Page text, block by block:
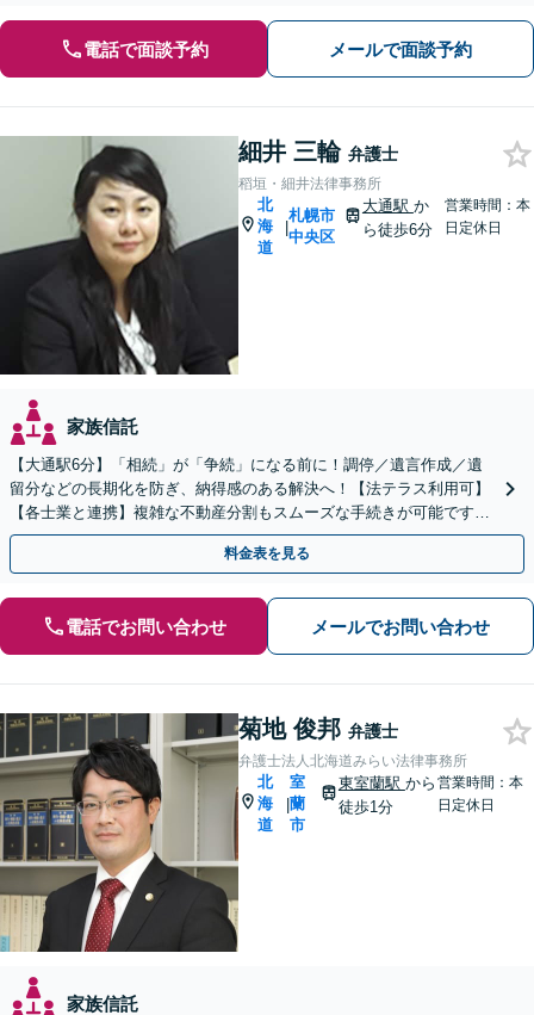
電話で面談予約 メールで面談予約
細井 三輪 弁護士
稻垣・細井法律事務所
北
海
道
|
札幌市
中央区
大通駅 か
ら徒歩6分
営業時間：本
日定休日
家族信託
【大通駅6分】「相続」が「争続」になる前に！調停／遺言作成／遺
留分などの長期化を防ぎ、納得感のある解決へ！【法テラス利用可】
【各士業と連携】複雑な不動産分割もスムーズな手続きが可能です
【夜間・休日対応可】【完全個室】
料金表を見る
電話でお問い合わせ メールでお問い合わせ
菊地 俊邦 弁護士
弁護士法人北海道みらい法律事務所
北
海
道
|
室
蘭
市
東室蘭駅 から
徒歩1分
営業時間：本
日定休日
家族信託